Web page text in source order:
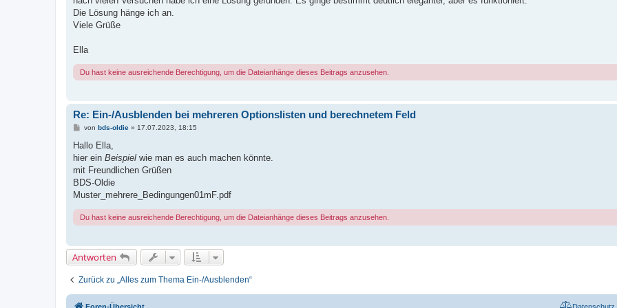
Die Lösung hänge ich an.
Viele Grüße
Ella
Du hast keine ausreichende Berechtigung, um die Dateianhänge dieses Beitrags anzusehen.
Re: Ein-/Ausblenden bei mehreren Optionslisten und berechnetem Feld
B
i
r
a
von bds-oldie» 17.07.2023, 18:15
Hallo Ella,
hier ein Beispiel wie man es auch machen könnte.
mit Freundlichen Grüßen
BDS-Oldie
Muster_mehrere_Bedingungen01mF.pdf
Du hast keine ausreichende Berechtigung, um die Dateianhänge dieses Beitrags anzusehen.
Antworten
Zurück zu „Alles zum Thema Ein-/Ausblenden“